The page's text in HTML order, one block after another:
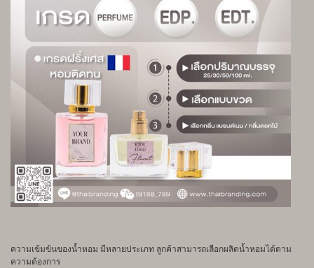
ความเข้มข้นของน้ำหอม มีหลายประเภท ลูกค้าสามารถเลือกผลิตน้ำหอมได้ตาม
ความต้องการ